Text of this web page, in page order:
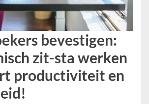
bevestigen:
zit-sta werken
productiviteit en